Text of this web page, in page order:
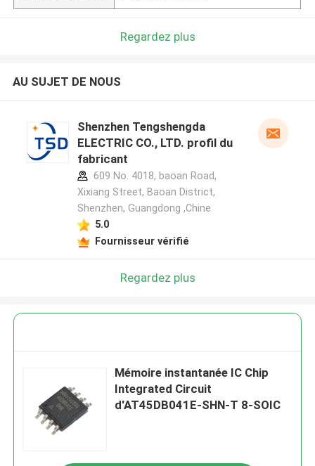
Regardez plus
AU SUJET DE NOUS
Shenzhen Tengshengda
ELECTRIC CO., LTD. profil du
fabricant
609 No. 4018, baoan Road,
Xixiang Street, Baoan District,
Shenzhen, Guangdong ,Chine
5.0
Fournisseur vérifié
Regardez plus
Mémoire instantanée IC Chip
Integrated Circuit
d'AT45DB041E-SHN-T 8-SOIC